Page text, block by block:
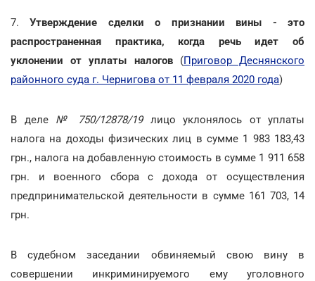
7.Утверждение сделки о признании вины - это
распространенная практика, когда речь идет об
уклонении от уплаты налогов(Приговор Деснянского
районного суда г. Чернигова от 11 февраля 2020 года)
В деле № 750/12878/19лицо уклонялось от уплаты
налога на доходы физических лиц в сумме 1 983 183,43
грн., налога на добавленную стоимость в сумме 1 911 658
грн. и военного сбора с дохода от осуществления
предпринимательской деятельности в сумме 161 703, 14
грн.
В судебном заседании обвиняемый свою вину в
совершении инкриминируемого ему уголовного